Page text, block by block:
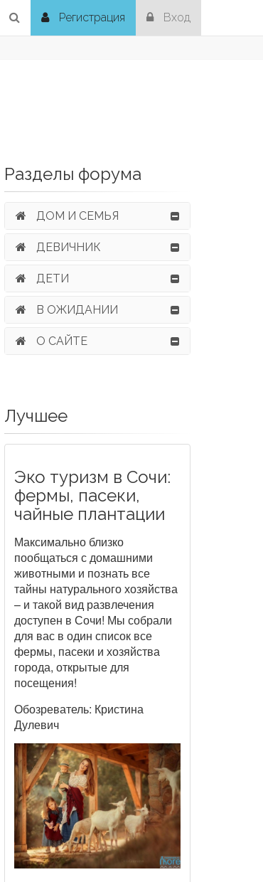
Регистрация Вход
Разделы форума
ДОМ И СЕМЬЯ
ДЕВИЧНИК
ДЕТИ
В ОЖИДАНИИ
О САЙТЕ
Лучшее
Эко туризм в Сочи:
фермы, пасеки,
чайные плантации
Максимально близко
пообщаться с домашними
животными и познать все
тайны натурального хозяйства
– и такой вид развлечения
доступен в Сочи! Мы собрали
для вас в один список все
фермы, пасеки и хозяйства
города, открытые для
посещения!
Обозреватель: Кристина
Дулевич